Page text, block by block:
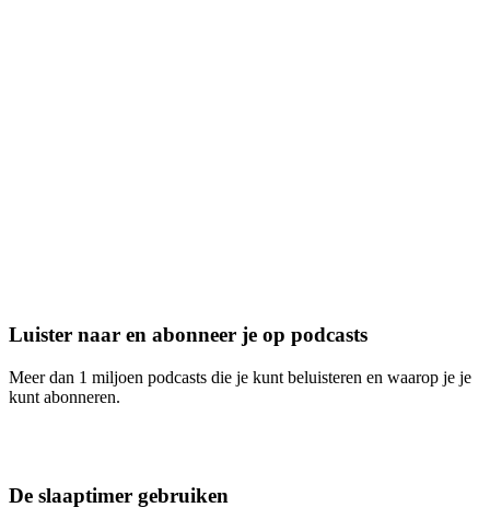
Luister naar en abonneer je op podcasts
Meer dan 1 miljoen podcasts die je kunt beluisteren en waarop je je
kunt abonneren.
De slaaptimer gebruiken